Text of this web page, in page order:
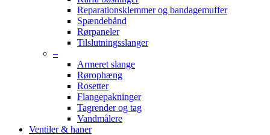
Reparationsklemmer og bandagemuffer
Spændebånd
Rørpaneler
Tilslutningsslanger
–
Armeret slange
Rørophæng
Rosetter
Flangepakninger
Tagrender og tag
Vandmålere
Ventiler & haner